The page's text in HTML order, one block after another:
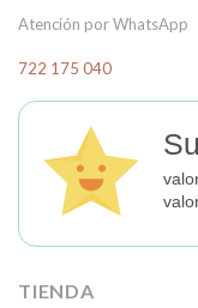
Atención por WhatsApp
722 175 040
TIENDA